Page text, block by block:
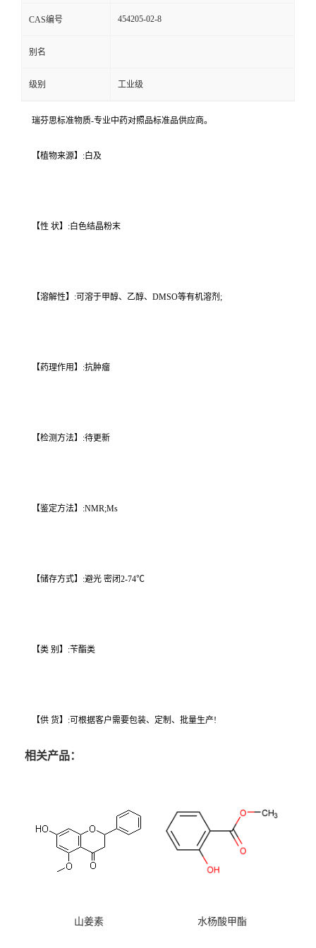
CAS编号 454205-02-8
别名
级别 工业级
瑞芬思标准物质-专业中药对照品标准品供应商。
【植物来源】:白及
【性 状】:白色结晶粉末
【溶解性】:可溶于甲醇、乙醇、DMSO等有机溶剂;
【药理作用】:抗肿瘤
【检测方法】:待更新
【鉴定方法】:NMR;Ms
【储存方式】:避光 密闭2-74℃
【类 别】:苄酯类
【供 货】:可根据客户需要包装、定制、批量生产!
相关产品：
山姜素 水杨酸甲酯